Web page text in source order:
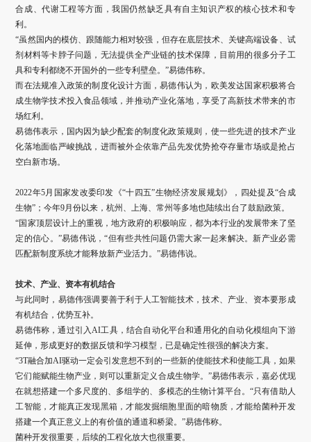
合成、代谢工程等方面，我国仍然缺乏具有自主知识产权的核心技术和专
利。
“虽然国内的模仿、跟随能力相对较强，但存在底层技术、关键高端设备、试
剂材料等卡脖子问题，无法提供全产业链的技术保障，目前用的很多分子工
具和专利都绕不开国外的一些专利壁垒。”易德伟称。
而在法规准入政策的制度化设计方面，易德伟认为，欧美发达国家积极将合
成生物学技术投入食品领域，并推动产业化落地，享受了高新技术带来的市
场红利。
易德伟表示，国内因为缺少配套的制度化政策规则，使一些先进的技术产业
化落地面临严峻挑战，进而被外企依靠产品先发优势抢夺存量市场或是抢占
空白新市场。
2022年5月国家发改委印发《“十四五”生物经济发展规划》，四处提及“合成
生物”；今年9月份以来，杭州、上海、常州等多地也陆续出台了鼓励政策。
“国家顶层设计上的重视，地方政府的积极响应，都为本行业的发展带来了坚
定的信心。”易德伟说，“但有些共性问题仍需大家一起来解决。新产业必需
匹配新制度系统才能释放新产业活力。”易德伟说。
技术、产业、资本有机结合
与此同时，易德伟强调要善于利于人工智能技术，技术、产业、资本要形成
有机结合，优势互补。
易德伟称，通过引入AI工具，结合自动化平台和通用化的自动化模组向下游
延伸，形成更好的数据反馈和学习模型，已是确定性很强的解决方案。
“3T融合加AI驱动一定会引发意想不到的一些新的使能技术和使能工具，如果
它们能赋能生物产业，则可以重新定义合成生物学。”易德伟表示，嘉必优现
在就想搭建一个多尺度的、多组学的、多模态的生物计算平台。“只有借助人
工智能，才能真正发现黑箱，才能发掘细胞里面的暗物质，才能给菌种开发
搭建一个真正意义上的有价值的通道和桥梁。”易德伟称。
菌种开发很重要，后续的工程化放大也很重要。